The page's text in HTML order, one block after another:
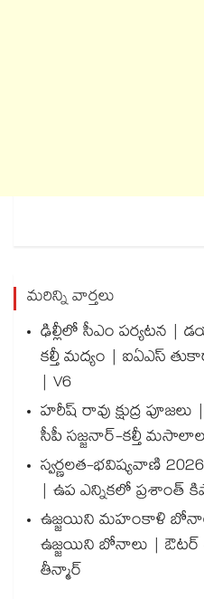
మరిన్ని వార్తలు
ఢిల్లీలో సీఎం పర్యటన |
కల్తీ మద్యం | ఐఏఎస్
| V6
హరీష్ రావు క్షుద్ర
సీపీ సజ్జనార్-కల్తీ
స్వర్ణలత-భవిష్యవాణి
| ఉప ఎన్నికలో ప్రశాంత్
ఉజ్జయిని మహంకాళి
ఉజ్జయిని బోనాలు | ఔటర్
తీన్మార్